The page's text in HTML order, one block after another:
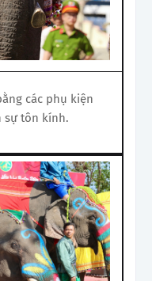
các phụ kiện
sự tôn kính.